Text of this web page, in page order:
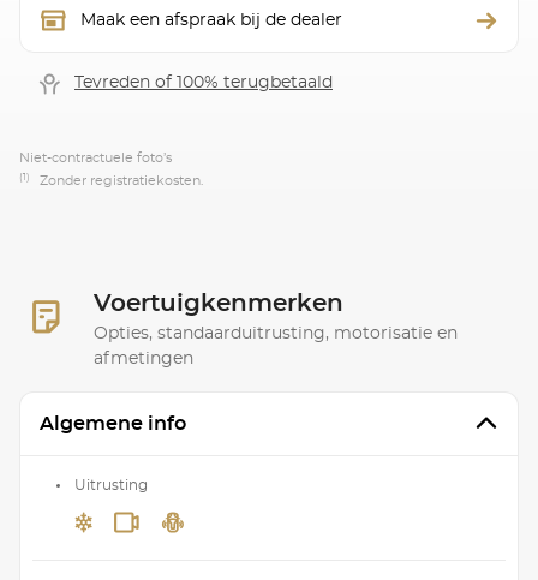
Maak een afspraak bij de dealer
Tevreden of 100% terugbetaald
Niet-contractuele foto’s
(1) Zonder registratiekosten.
Voertuigkenmerken
Opties, standaarduitrusting, motorisatie en
afmetingen
Algemene info
Uitrusting